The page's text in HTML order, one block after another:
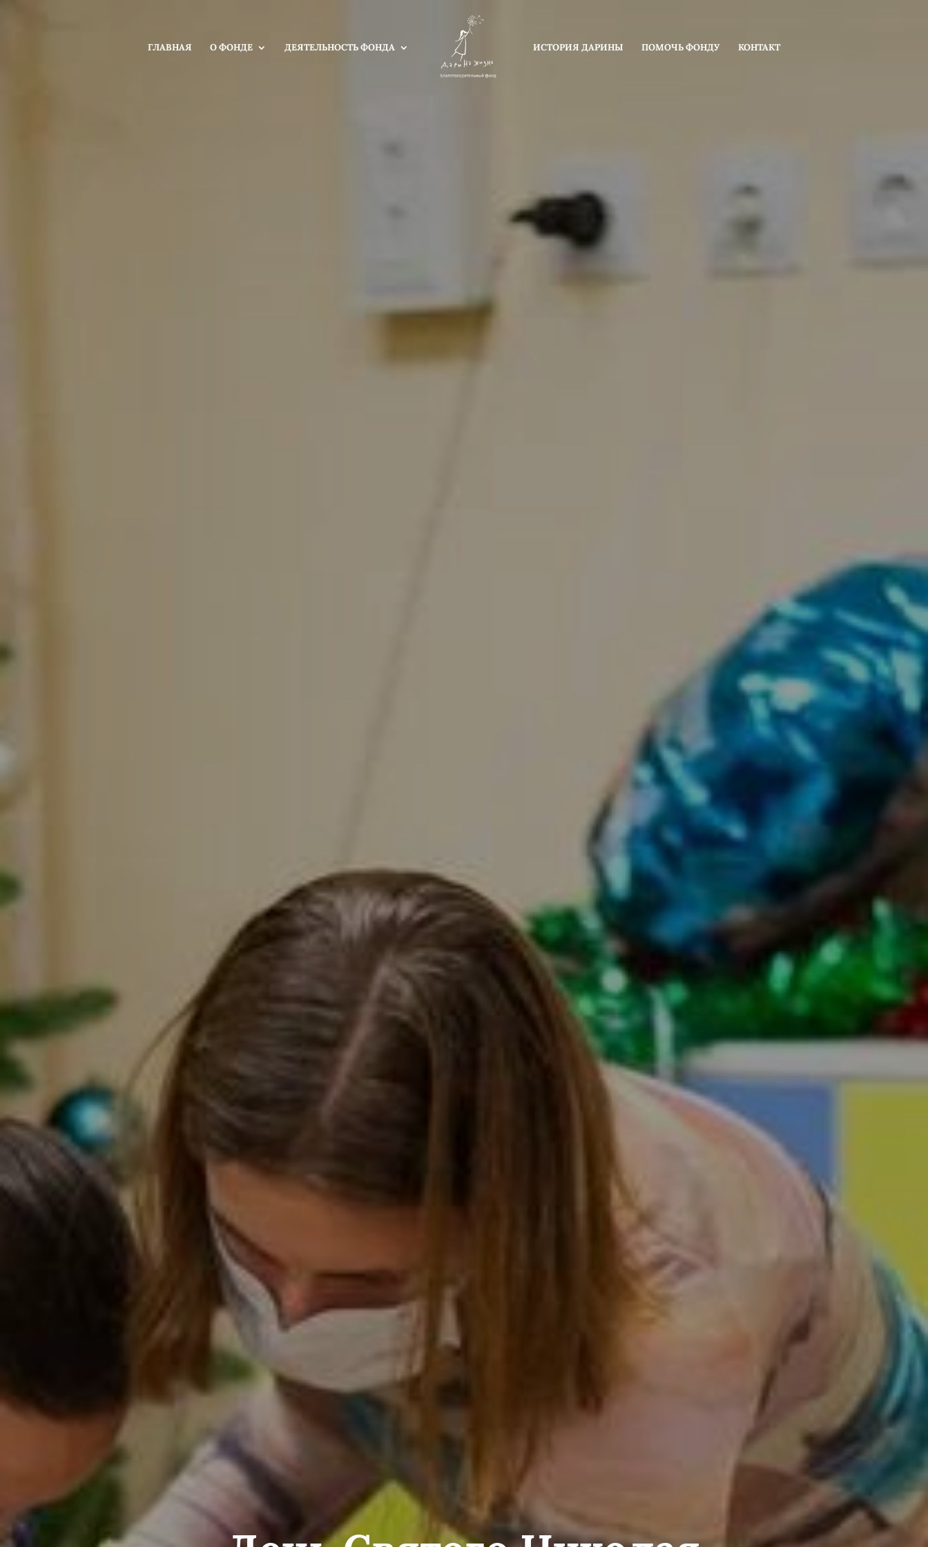
ГЛАВНАЯ О ФОНДЕ ДЕЯТЕЛЬНОСТЬ ФОНДА ИСТОРИЯ ДАРИНЫ ПОМОЧЬ ФОНДУ КОНТАКТ